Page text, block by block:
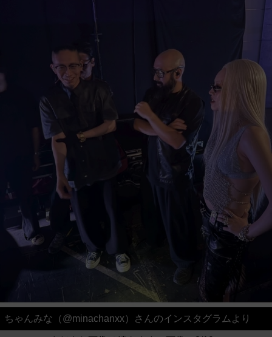
ちゃんみな（@minachanxx）さんのインスタグラムより